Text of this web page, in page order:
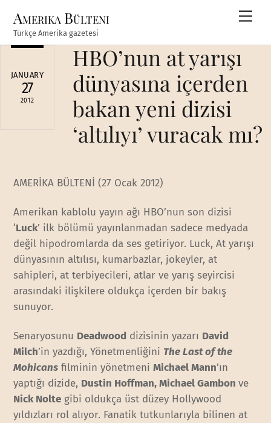
content
Amerika Bülteni
Türkçe Amerika gazetesi
JANUARY
27
2012
HBO’nun at yarışı
dünyasına içerden
bakan yeni dizisi
‘altılıyı’ vuracak mı?
AMERİKA BÜLTENİ (27 Ocak 2012)
Amerikan kablolu yayın ağı HBO’nun son dizisi
‘Luck’ ilk bölümü yayınlanmadan sadece medyada
değil hipodromlarda da ses getiriyor. Luck, At yarışı
dünyasının altılısı, kumarbazlar, jokeyler, at
sahipleri, at terbiyecileri, atlar ve yarış seyircisi
arasındaki ilişkilere oldukça içerden bir bakış
sunuyor.
Senaryosunu Deadwood dizisinin yazarı David
Milch’in yazdığı, Yönetmenliğini The Last of the
Mohicans filminin yönetmeniMichael Mann’ın
yaptığı dizide, Dustin Hoffman, Michael Gambonve
Nick Nolte gibi oldukça üst düzey Hollywood
yıldızları rol alıyor. Fanatik tutkunlarıyla bilinen at